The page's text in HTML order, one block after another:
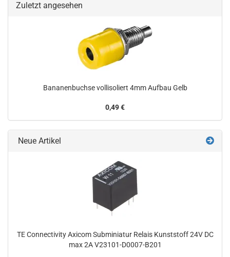
Zuletzt angesehen
Bananenbuchse vollisoliert 4mm Aufbau Gelb
0,49 €
Neue Artikel
TE Connectivity Axicom Subminiatur Relais Kunststoff 24V DC
max 2A V23101-D0007-B201